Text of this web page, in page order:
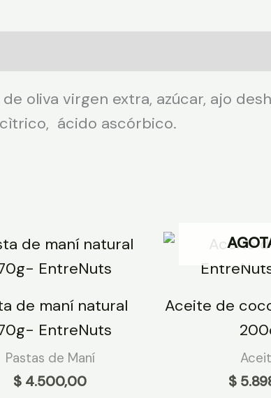
oliva virgen extra, azúcar, ajo
ácido ascórbico.
de maní natural
EntreNuts
Pastas de Maní
$ 4.500,00
Aceite de
$